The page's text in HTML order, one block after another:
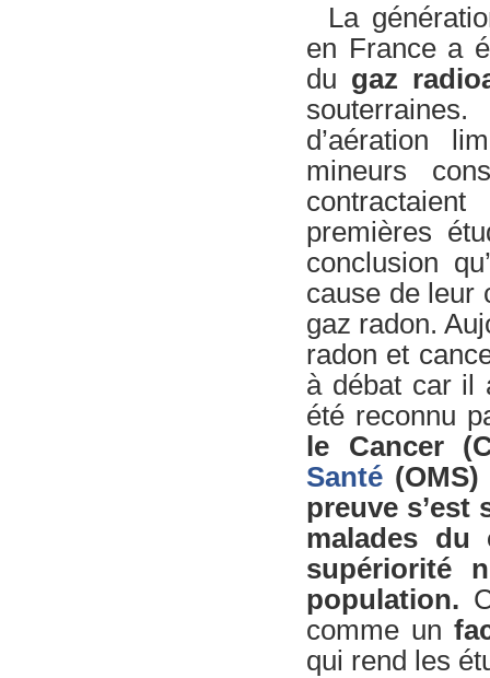
La
en France a
du gaz
d’aération
mineurs
premières
conclusion
cause de leur
gaz radon.
radon et
à débat car il
été reconnu
le Cancer
Santé
preuve s’est
malades du
supériorité
population.
comme un
qui rend les